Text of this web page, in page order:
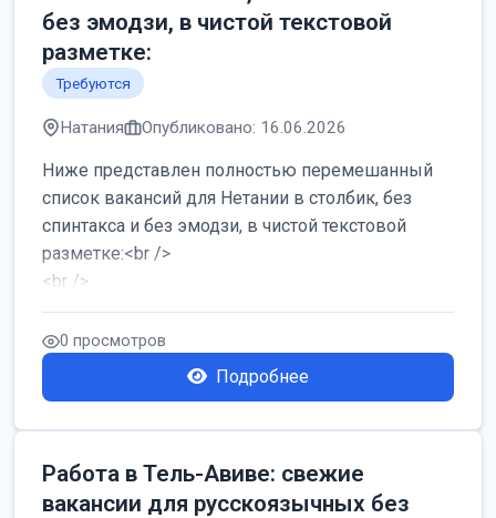
без эмодзи, в чистой текстовой
разметке:
Требуются
Натания Опубликовано: 16.06.2026
Ниже представлен полностью перемешанный
список вакансий для Нетании в столбик, без
спинтакса и без эмодзи, в чистой текстовой
разметке:<br />
<br />
Работа в Нетании на мебельном производстве:
требу...
0 просмотров
Подробнее
Работа в Тель-Авиве: свежие
вакансии для русскоязычных без